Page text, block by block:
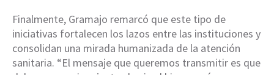
Finalmente, Gramajo remarcó que este tipo de
iniciativas fortalecen los lazos entre las instituciones y
consolidan una mirada humanizada de la atención
sanitaria. “El mensaje que queremos transmitir es que